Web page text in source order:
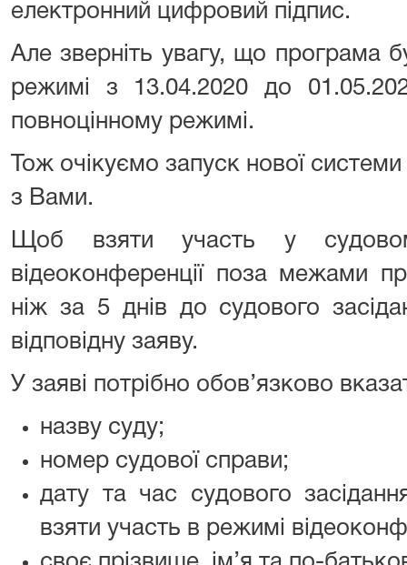
електронний цифровий підпис.
Але зверніть увагу, що програма
режимі з 13.04.2020 до
повноцінному режимі.
Тож очікуємо запуск нової
з Вами.
Щоб взяти участь у
відеоконференції поза межами
ніж за 5 днів до судового
відповідну заяву.
У заяві потрібно обов’язково
назву суду;
номер судової справи;
дату та час судового
взяти участь в режимі